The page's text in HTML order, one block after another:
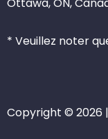
* Veuillez noter
Copyright © 2026